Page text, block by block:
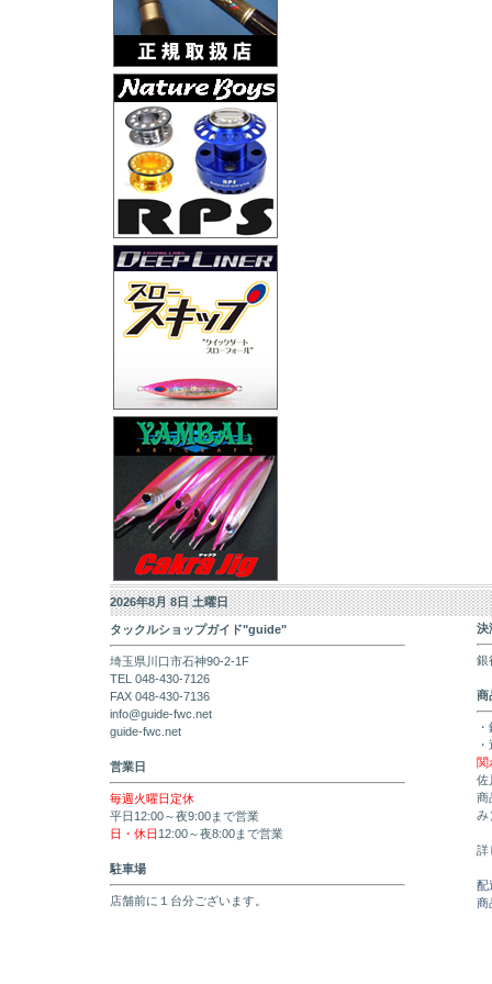
2026年8月 8日 土曜日
タックルショップガイド"guide"
埼玉県川口市石神90-2-1F
TEL 048-430-7126
FAX 048-430-7136
info@guide-fwc.net
guide-fwc.net
営業日
毎週火曜日定休
平日12:00～夜9:00まで営業
日・休日 12:00～夜8:00まで営業
駐車場
店舗前に１台分ございます。
決
銀
商
関
佐
商
み
詳
配
商